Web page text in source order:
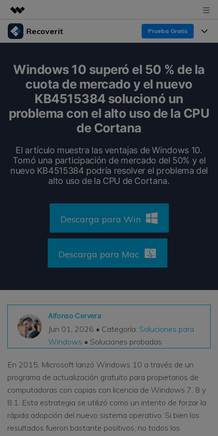
Productos destacados
Utilidades
Empresas
Resumen
Soluciones
Quiénes somos
Sala de prensa
Tienda
Recoverit Prueba Gratis
Recoverit para Windows
Pruébalo Gratis
Recoverit para Mac
Recoverit Gratis
Pruébalo Gratis
Otros Productos
UBackit - Respaldar Datos
Funciones
Recuperar de Unidades
Recuperar Medios Borrados
Soluciones de Recuperación Exclusivas Nuevo
Recuperar Documentos
Recursos
Por qué Recoverit
Experto en Recuperación de Datos
Temas Destacados
Guía
Sign In
search
Windows 10 superó el 50 % de la
cuota de mercado y el nuevo
KB4515384 solucionó un
problema con el alto uso de la CPU
de Cortana
El artículo muestra las ventajas de Windows 10.
Tomó una participación de mercado del 50% y el
nuevo KB4515384 podría resolver el problema del
alto uso de la CPU de Cortana.
Descarga para Win
Descarga para Mac
Alfonso Cervera
Jun 01, 2026 • Categoría: Soluciones para
Windows • Soluciones probadas
En 2015, Microsoft lanzó Windows 10 a través de un
programa de actualización gratuito para propietarios de
computadoras con copias con licencia de Windows 7, 8 y
8.1. Esta estrategia se utilizó como un intento de forzar la
rápida adopción del nuevo sistema operativo. Si bien los
resultados fueron bastante positivos, no todos los